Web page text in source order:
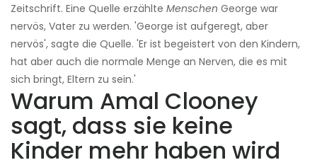
Zeitschrift. Eine Quelle erzählte Menschen George war
nervös, Vater zu werden. 'George ist aufgeregt, aber
nervös', sagte die Quelle. 'Er ist begeistert von den Kindern,
hat aber auch die normale Menge an Nerven, die es mit
sich bringt, Eltern zu sein.'
Warum Amal Clooney
sagt, dass sie keine
Kinder mehr haben wird